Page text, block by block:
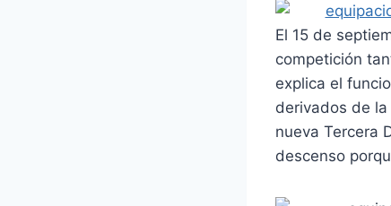
El 15 de
competición
explica el
derivados de
nueva Tercera
descenso